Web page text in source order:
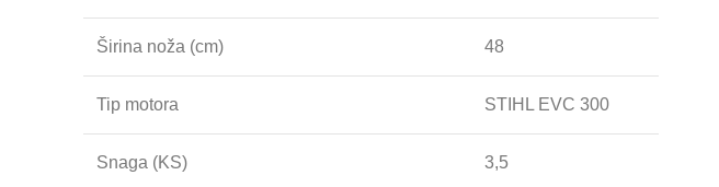
Širina noža (cm) 48
Tip motora STIHL EVC 300
Snaga (KS) 3,5